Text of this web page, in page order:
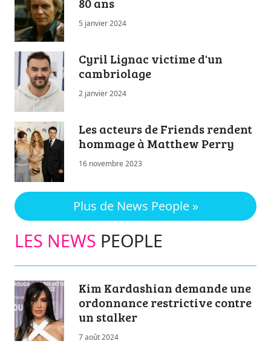
5 janvier 2024
Cyril Lignac victime d'un
cambriolage
2 janvier 2024
Les acteurs de Friends rendent
hommage à Matthew Perry
16 novembre 2023
Plus de News People »
LES NEWS PEOPLE
Kim Kardashian demande une
ordonnance restrictive contre
un stalker
7 août 2024